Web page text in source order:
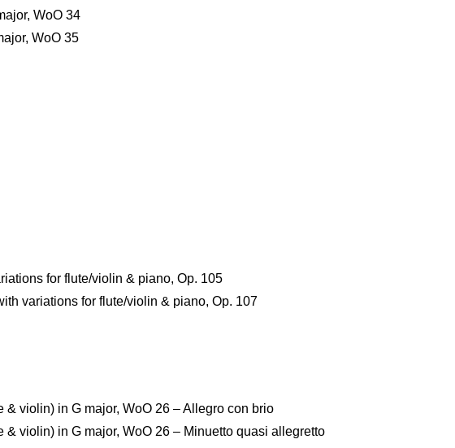
WoO 34
WoO 35
for flute/violin & piano, Op. 105
variations for flute/violin & piano, Op. 107
& violin) in G major, WoO 26 – Allegro con brio
& violin) in G major, WoO 26 – Minuetto quasi allegretto